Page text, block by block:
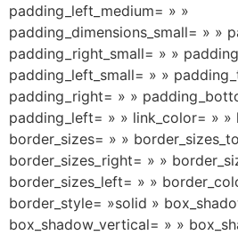
padding_left_medium= » »
padding_dimensions_small= » »
padding_right_small= » »
padding_left_small= » »
padding_right= » »
padding_left= » » link_color= » »
border_sizes= » »
border_sizes_right= » »
border_sizes_left= » »
border_style= »solid »
box_shadow_vertical= » »